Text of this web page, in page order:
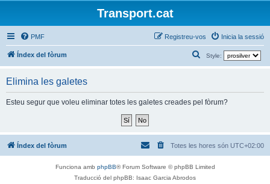
Transport.cat
PMF Inicia la sessió
Registreu-vos
Índex del fòrum Style:
e
Elimina les galetes
Esteu segur que voleu eliminar totes les galetes creades pel fòrum?
Índex del fòrum Totes les hores són UTC+02:00
Funciona amb phpBB® Forum Software © phpBB Limited
Traducció del phpBB: Isaac Garcia Abrodos